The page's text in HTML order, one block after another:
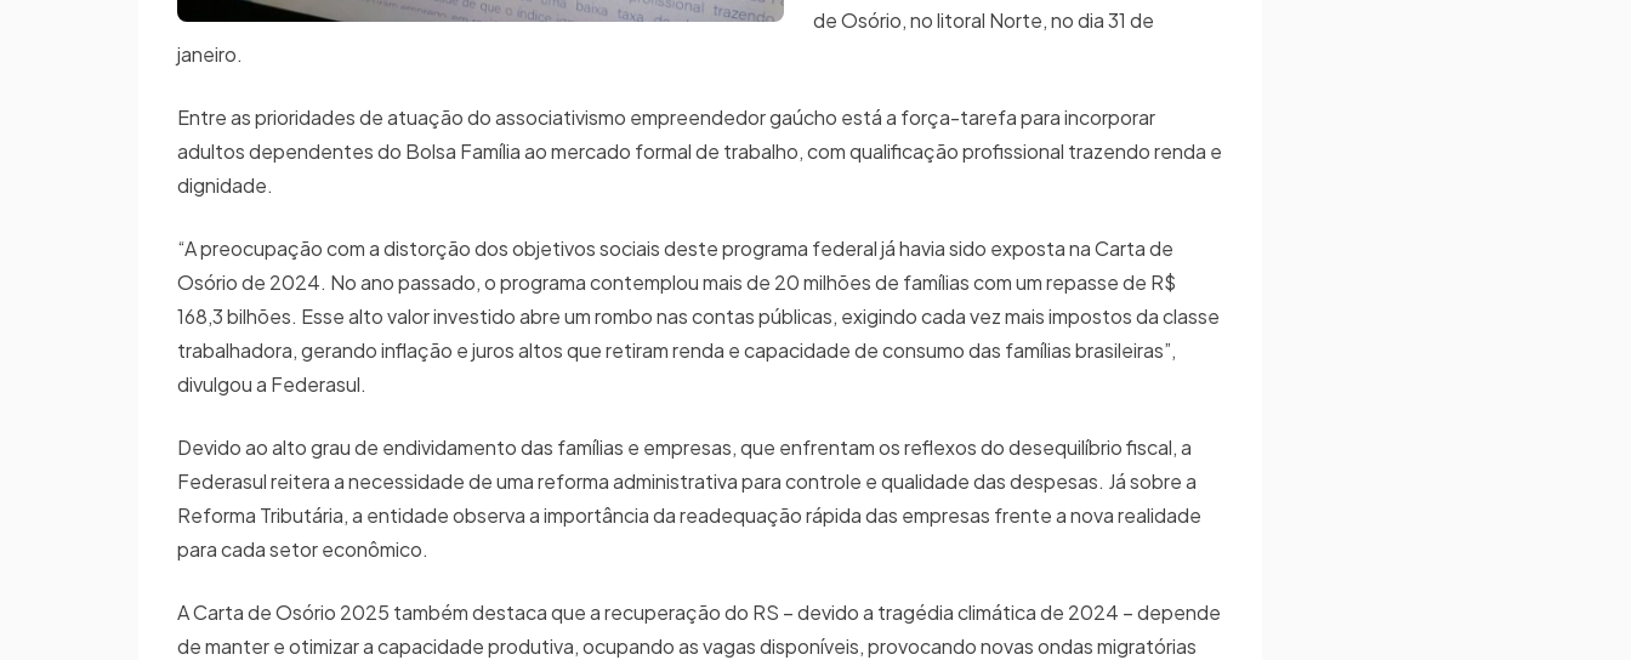
de Osório, no litoral Norte, no dia 31 de
janeiro.
Entre as prioridades de atuação do associativismo empreendedor gaúcho está a força-tarefa para incorporar
adultos dependentes do Bolsa Família ao mercado formal de trabalho, com qualificação profissional trazendo renda e
dignidade.
“A preocupação com a distorção dos objetivos sociais deste programa federal já havia sido exposta na Carta de
Osório de 2024. No ano passado, o programa contemplou mais de 20 milhões de famílias com um repasse de R$
168,3 bilhões. Esse alto valor investido abre um rombo nas contas públicas, exigindo cada vez mais impostos da classe
trabalhadora, gerando inflação e juros altos que retiram renda e capacidade de consumo das famílias brasileiras”,
divulgou a Federasul.
Devido ao alto grau de endividamento das famílias e empresas, que enfrentam os reflexos do desequilíbrio fiscal, a
Federasul reitera a necessidade de uma reforma administrativa para controle e qualidade das despesas. Já sobre a
Reforma Tributária, a entidade observa a importância da readequação rápida das empresas frente a nova realidade
para cada setor econômico.
A Carta de Osório 2025 também destaca que a recuperação do RS – devido a tragédia climática de 2024 – depende
de manter e otimizar a capacidade produtiva, ocupando as vagas disponíveis, provocando novas ondas migratórias